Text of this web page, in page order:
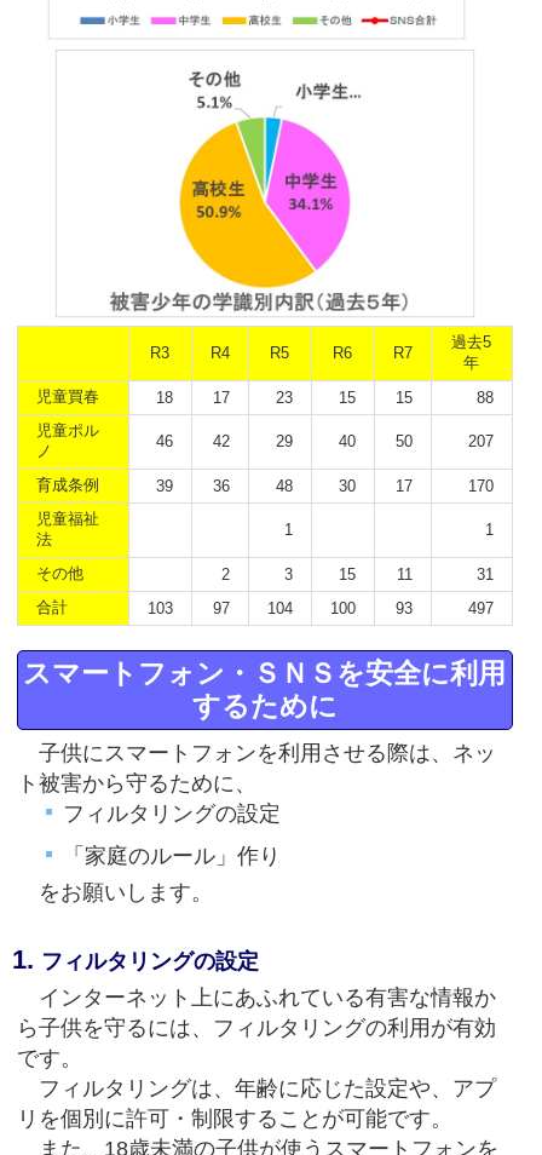
R3 R4 R5 R6 R7
過去5
年
児童買春
18 17 23 15 15
88
児童ポル
ノ
46 42 29 40 50 207
育成条例 39 36 48 30 17
170
児童福祉
法
1 1
その他 2 3 15 11
31
合計
103 97 104 100 93 497
スマートフォン・ＳＮＳを安全に利用
するために
子供にスマートフォンを利用させる際は、ネッ
ト被害から守るために、
フィルタリングの設定
「家庭のルール」作り
をお願いします。
フィルタリングの設定
インターネット上にあふれている有害な情報か
ら子供を守るには、フィルタリングの利用が有効
です。
フィルタリングは、年齢に応じた設定や、アプ
リを個別に許可・制限することが可能です。
また、18歳未満の子供が使うスマートフォンを